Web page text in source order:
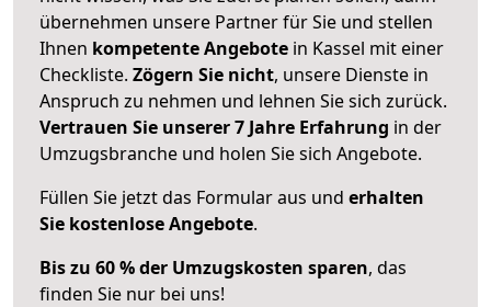
übernehmen unsere Partner für Sie und stellen
Ihnen kompetente Angebote in Kassel mit einer
Checkliste. Zögern Sie nicht, unsere Dienste in
Anspruch zu nehmen und lehnen Sie sich zurück.
Vertrauen Sie unserer 7 Jahre Erfahrung in der
Umzugsbranche und holen Sie sich Angebote.
Füllen Sie jetzt das Formular aus und erhalten
Sie kostenlose Angebote.
Bis zu 60 % der Umzugskosten sparen, das
finden Sie nur bei uns!